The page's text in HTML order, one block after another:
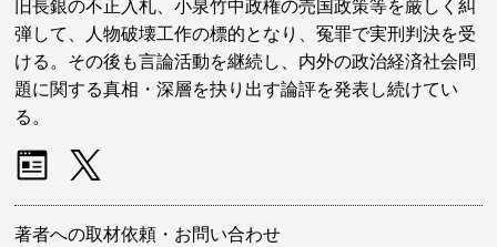
旧長銀の不正入札、小泉竹中政権の売国政策等を厳しく糾
弾して、人物破壊工作の標的となり、冤罪で実刑判決を受
ける。その後も言論活動を継続し、内外の政治経済社会問
題に関する真相・深層を抉り出す論評を発表し続けてい
る。
著者への取材依頼・お問い合わせ